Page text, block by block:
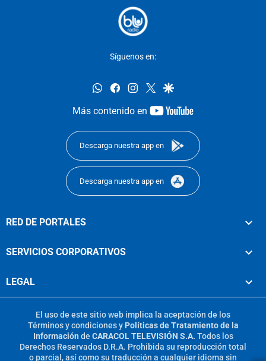
Síguenos en:
whatsappfacebookinstagram
twittergoogle
Más contenido en
youtube-
Descarga nuestra app en
Descarga nuestra app en
RED DE PORTALES
SERVICIOS CORPORATIVOS
LEGAL
El uso de este sitio web implica la aceptación de los
Términos y condicionesy Políticas de Tratamiento de la
Información de CARACOL TELEVISIÓN S.A. Todos los
Derechos Reservados D.R.A. Prohibida su reproducción total
o parcial, así como su traducción a cualquier idioma sin